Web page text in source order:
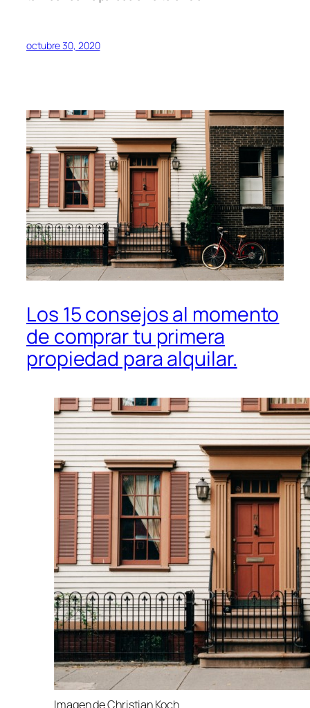
octubre 30, 2020
Los 15 consejos al momento
de comprar tu primera
propiedad para alquilar.
Imagen de Christian Koch